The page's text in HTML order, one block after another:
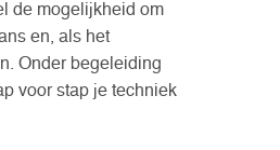
de mogelijkheid om
en, als het
Onder begeleiding
voor stap je techniek